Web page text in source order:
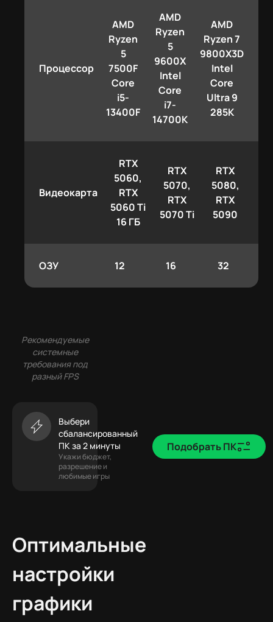
Процессор
AMD
Ryzen
5
7500F
Core
i5-
13400F
AMD
Ryzen
5
9600X
Intel
Core
i7-
14700K
AMD
Ryzen 7
9800X3D
Intel
Core
Ultra 9
285K
Видеокарта
RTX
5060,
RTX
5060 Ti
16 ГБ
RTX
5070,
RTX
5070 Ti
RTX
5080,
RTX
5090
ОЗУ 12 16 32
Рекомендуемые
системные
требования под
разный FPS
Выбери
сбалансированный
ПК за 2 минуты
Укажи бюджет,
разрешение и
любимые игры
Подобрать ПК
Оптимальные
настройки
графики